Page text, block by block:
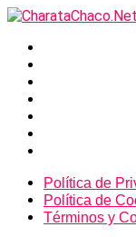
Política de
Política de
Términos y